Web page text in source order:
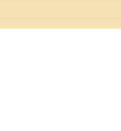
DELE C2 CA T.4: Cartas
Magic